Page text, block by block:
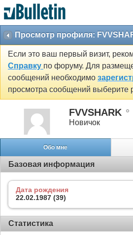
Просмотр профиля:
Если это ваш первый визит,
Справку по форуму. Для
сообщений необходимо
просмотра сообщений выберите
FVVSHARK
Новичок
Обо мне
Базовая информация
Дата рождения
22.02.1987 (39)
Статистика